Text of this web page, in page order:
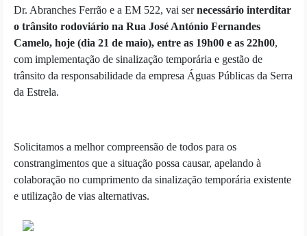
Dr. Abranches Ferrão e a EM 522, vai sernecessário interditar
o trânsito rodoviário na Rua José António Fernandes
Camelo, hoje (dia 21 de maio), entre as 19h00 e as 22h00,
com implementação de sinalização temporária e gestão de
trânsito da responsabilidade da empresa Águas Públicas da Serra
da Estrela.
Solicitamos a melhor compreensão de todos para os
constrangimentos que a situação possa causar, apelando à
colaboração no cumprimento da sinalização temporária existente
e utilização de vias alternativas.